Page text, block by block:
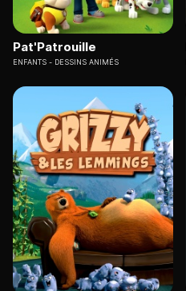
Pat'Patrouille
ENFANTS DESSINS ANIMÉS